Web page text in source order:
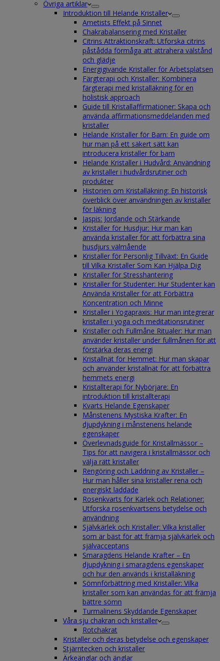
Övriga artiklar
Introduktion till Helande Kristaller
Ametists Effekt på Sinnet
Chakrabalansering med Kristaller
Citrins Attraktionskraft: Utforska citrins
påstådda förmåga att attrahera välstånd
och glädje
Energigivande Kristaller för Arbetsplatsen
Färgterapi och Kristaller: Kombinera
färgterapi med kristalläkning för en
holistisk approach
Guide till Kristallaffirmationer: Skapa och
använda affirmationsmeddelanden med
kristaller
Helande Kristaller för Barn: En guide om
hur man på ett säkert sätt kan
introducera kristaller för barn
Helande Kristaller i Hudvård: Användning
av kristaller i hudvårdsrutiner och
produkter
Historien om Kristalläkning: En historisk
överblick över användningen av kristaller
för läkning
Jaspis: Jordande och Stärkande
Kristaller för Husdjur: Hur man kan
använda kristaller för att förbättra sina
husdjurs välmående
Kristaller för Personlig Tillväxt: En Guide
till Vilka Kristaller Som Kan Hjälpa Dig
Kristaller för Stresshantering
Kristaller för Studenter: Hur Studenter kan
Använda Kristaller för att Förbättra
Koncentration och Minne
Kristaller i Yogapraxis: Hur man integrerar
kristaller i yoga och meditationsrutiner
Kristaller och Fullmåne Ritualer: Hur man
använder kristaller under fullmånen för att
förstärka deras energi
Kristallnät för Hemmet: Hur man skapar
och använder kristallnät för att förbättra
hemmets energi
Kristallterapi för Nybörjare: En
introduktion till kristallterapi
Kvarts Helande Egenskaper
Månstenens Mystiska Krafter: En
djupdykning i månstenens helande
egenskaper
Överlevnadsguide för Kristallmässor –
Tips för att navigera i kristallmässor och
välja rätt kristaller
Rengöring och Laddning av Kristaller –
Hur man håller sina kristaller rena och
energiskt laddade
Rosenkvarts för Kärlek och Relationer:
Utforska rosenkvartsens betydelse och
användning
Självkärlek och Kristaller: Vilka kristaller
som är bäst för att främja självkärlek och
självacceptans
Smaragdens Helande Krafter – En
djupdykning i smaragdens egenskaper
och hur den används i kristalläkning
Sömnförbättring med Kristaller: Vilka
kristaller som kan användas för att främja
bättre sömn
Turmalinens Skyddande Egenskaper
Våra sju chakran och kristaller
Rotchakrat
Kristaller och deras betydelse och egenskaper
Stjärntecken och kristaller
Ärkeänglar och änglar